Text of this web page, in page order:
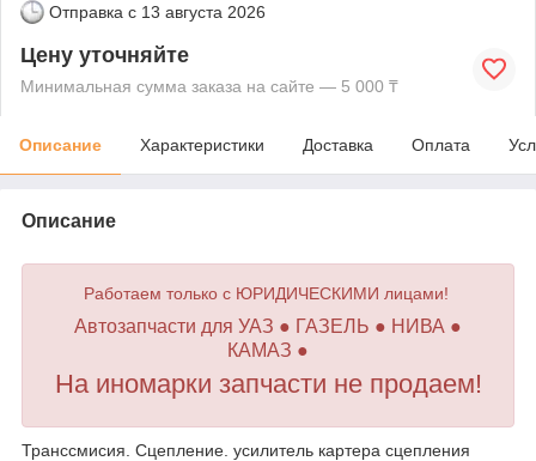
Отправка с 13 августа 2026
Цену уточняйте
Минимальная сумма заказа на сайте — 5 000 ₸
Описание Характеристики Доставка Оплата
Описание
Работаем только с ЮРИДИЧЕСКИМИ лицами!
Автозапчасти для УАЗ ● ГАЗЕЛЬ ● НИВА ●
КАМАЗ ●
На иномарки запчасти не продаем!
Транссмисия. Сцепление. усилитель картера сцепления